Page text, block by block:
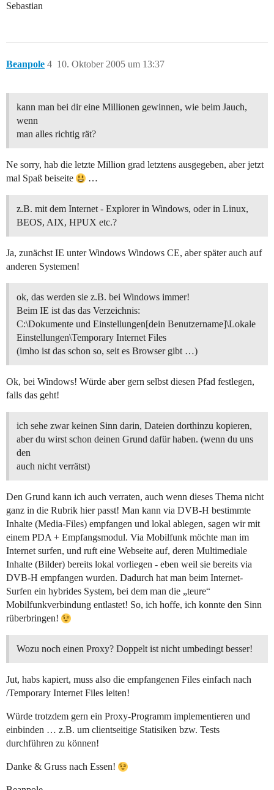
Sebastian
Beanpole 10. Oktober 2005 um 13:37
4
kann man bei dir eine Millionen gewinnen, wie beim Jauch,
wenn
man alles richtig rät?
Ne sorry, hab die letzte Million grad letztens ausgegeben, aber jetzt
mal Spaß beiseite
…
z.B. mit dem Internet - Explorer in Windows, oder in Linux,
BEOS, AIX, HPUX etc.?
Ja, zunächst IE unter Windows Windows CE, aber später auch auf
anderen Systemen!
ok, das werden sie z.B. bei Windows immer!
Beim IE ist das das Verzeichnis:
C:\Dokumente und Einstellungen[dein Benutzername]\Lokale
Einstellungen\Temporary Internet Files
(imho ist das schon so, seit es Browser gibt …)
Ok, bei Windows! Würde aber gern selbst diesen Pfad festlegen,
falls das geht!
ich sehe zwar keinen Sinn darin, Dateien dorthinzu kopieren,
aber du wirst schon deinen Grund dafür haben. (wenn du uns
den
auch nicht verrätst)
Den Grund kann ich auch verraten, auch wenn dieses Thema nicht
ganz in die Rubrik hier passt! Man kann via DVB-H bestimmte
Inhalte (Media-Files) empfangen und lokal ablegen, sagen wir mit
einem PDA + Empfangsmodul. Via Mobilfunk möchte man im
Internet surfen, und ruft eine Webseite auf, deren Multimediale
Inhalte (Bilder) bereits lokal vorliegen - eben weil sie bereits via
DVB-H empfangen wurden. Dadurch hat man beim Internet-
Surfen ein hybrides System, bei dem man die „teure“
Mobilfunkverbindung entlastet! So, ich hoffe, ich konnte den Sinn
rüberbringen!
Wozu noch einen Proxy? Doppelt ist nicht umbedingt besser!
Jut, habs kapiert, muss also die empfangenen Files einfach nach
/Temporary Internet Files leiten!
Würde trotzdem gern ein Proxy-Programm implementieren und
einbinden … z.B. um clientseitige Statisiken bzw. Tests
durchführen zu können!
Danke & Gruss nach Essen!